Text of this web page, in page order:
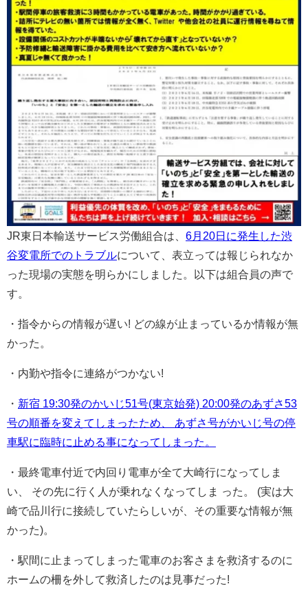
JR東日本輸送サービス労働組合は、 6月20日に発生した渋
谷変電所でのトラブルについて、表立っては報じられなか
った現場の実態を明らかにしました。以下は組合員の声で
す。
・指令からの情報が遅い! どの線が止まっているか情報が無
かった。
・内勤や指令に連絡がつかない!
・ 新宿 19:30発のかいじ51号(東京始発) 20:00発のあずさ53
号の順番を変えてしまったため、 あずさ号がかいじ号の停
車駅に臨時に止める事になってしまった。
・最終電車付近で内回り電車が全て大崎行になってしま
い、 その先に行く人が乗れなくなってしま った。 (実は大
崎で品川行に接続していたらしいが、その重要な情報が無
かった)。
・駅間に止まってしまった電車のお客さまを救済するのに
ホームの柵を外して救済したのは見事だった!